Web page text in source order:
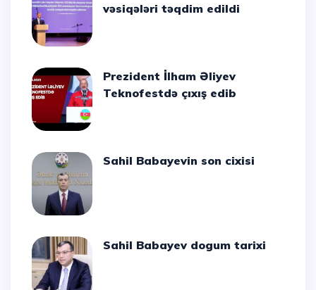
vəsiqələri təqdim edildi
Prezident İlham Əliyev
Teknofestdə çıxış edib
Sahil Babayevin son cixisi
Sahil Babayev dogum tarixi